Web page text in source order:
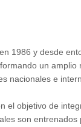
1986 y desde
un amplio
nacionales e
el objetivo de
son